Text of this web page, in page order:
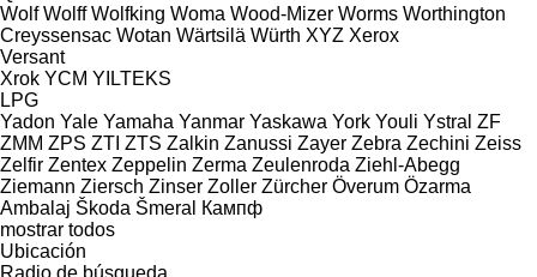
Wolf Wolff Wolfking Woma Wood-Mizer Worms Worthington
Creyssensac Wotan Wärtsilä Würth XYZ Xerox
Versant
Xrok YCM YILTEKS
LPG
Yadon Yale Yamaha Yanmar Yaskawa York Youli Ystral ZF
ZMM ZPS ZTI ZTS Zalkin Zanussi Zayer Zebra Zechini Zeiss
Zelfir Zentex Zeppelin Zerma Zeulenroda Ziehl-Abegg
Ziemann Ziersch Zinser Zoller Zürcher Överum Özarma
Ambalaj Škoda Šmeral
Кампф
mostrar todos
Ubicación
Radio de búsqueda